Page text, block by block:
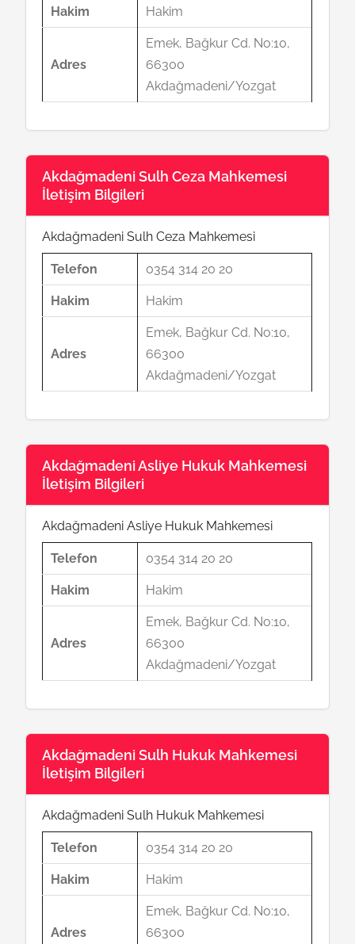
Hakim Hakim
Adres
Emek, Bağkur Cd. No:10,
66300
Akdağmadeni/Yozgat
Akdağmadeni Sulh Ceza Mahkemesi
İletişim Bilgileri
Akdağmadeni Sulh Ceza Mahkemesi
Telefon 0354 314 20 20
Hakim Hakim
Adres
Emek, Bağkur Cd. No:10,
66300
Akdağmadeni/Yozgat
Akdağmadeni Asliye Hukuk Mahkemesi
İletişim Bilgileri
Akdağmadeni Asliye Hukuk Mahkemesi
Telefon 0354 314 20 20
Hakim Hakim
Adres
Emek, Bağkur Cd. No:10,
66300
Akdağmadeni/Yozgat
Akdağmadeni Sulh Hukuk Mahkemesi
İletişim Bilgileri
Akdağmadeni Sulh Hukuk Mahkemesi
Telefon 0354 314 20 20
Hakim Hakim
Adres
Emek, Bağkur Cd. No:10,
66300